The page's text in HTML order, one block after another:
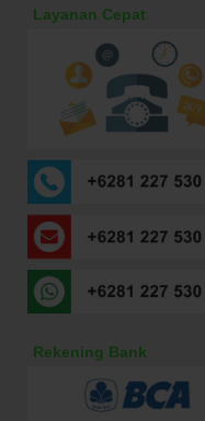
Layanan Cepat
Rekening Bank